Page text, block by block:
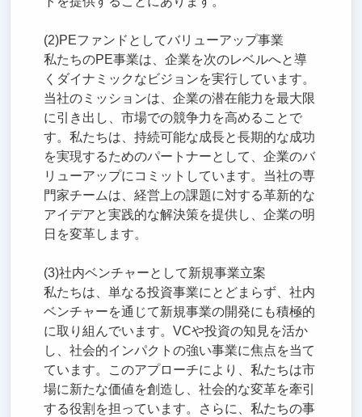
(2)PEファンドとしてバリューアップ事業
私たちのPE事業は、企業を次のレベルへと導
くダイナミックなビジョンを実行しています。
当社のミッションは、企業の潜在能力を最大限
に引き出し、市場での競争力を高めることで
す。私たちは、持続可能な成長と長期的な成功
を実現するためのパートナーとして、企業のバ
リューアップにコミットしています。当社の専
門家チームは、経営上の課題に対する革新的な
アイデアと実践的な解決策を提供し、企業の明
日を変革します。
(3)社内ベンチャーとして新規事業立案
私たちは、単なる投資事業にとどまらず、社内
ベンチャーを通じて新規事業の開発にも積極的
に取り組んでいます。VCや投資の知見を活か
し、社会的インパクトの強い事業に焦点を当て
ています。このアプローチにより、私たちは市
場に新たな価値を創造し、社会的な変革を牽引
する役割を担っています。さらに、私たちの事